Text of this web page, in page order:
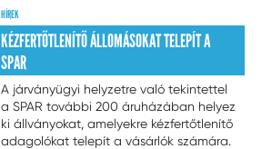
perbáli húsüzemet. A közel 200 fős
munkavállalói állomány pedig
biztonságban tudhatja magát a
HÍREK
KÉZFERTŐTLENÍTŐ ÁLLOMÁSOKAT TELEPÍT A
SPAR
A járványügyi helyzetre való tekintettel
a SPAR további 200 áruházában helyez
ki állványokat, amelyekre kézfertőtlenítő
adagolókat telepít a vásárlók számára.